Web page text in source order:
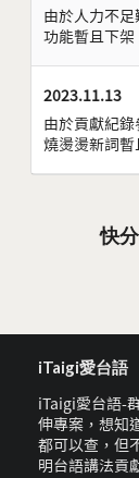
由於人力不
功能暫且下架
2023.11.13
由於貢獻紀
燒燙燙新詞暫
快
iTaigi愛台語
iTaigi愛台語-
伸專案，想知
都可以查，但
明台語講法貢